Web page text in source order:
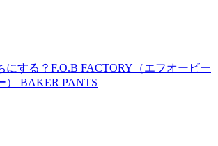
にする？F.O.B FACTORY（エフオービー
） BAKER PANTS